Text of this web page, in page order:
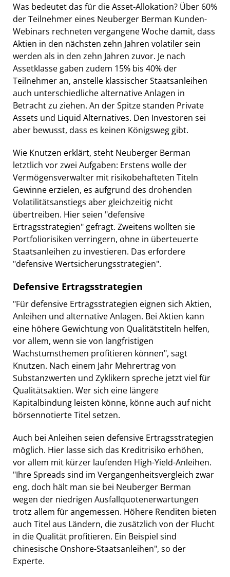
Was bedeutet das für die Asset-Allokation? Über 60%
der Teilnehmer eines Neuberger Berman Kunden-
Webinars rechneten vergangene Woche damit, dass
Aktien in den nächsten zehn Jahren volatiler sein
werden als in den zehn Jahren zuvor. Je nach
Assetklasse gaben zudem 15% bis 40% der
Teilnehmer an, anstelle klassischer Staatsanleihen
auch unterschiedliche alternative Anlagen in
Betracht zu ziehen. An der Spitze standen Private
Assets und Liquid Alternatives. Den Investoren sei
aber bewusst, dass es keinen Königsweg gibt.
Wie Knutzen erklärt, steht Neuberger Berman
letztlich vor zwei Aufgaben: Erstens wolle der
Vermögensverwalter mit risikobehafteten Titeln
Gewinne erzielen, es aufgrund des drohenden
Volatilitätsanstiegs aber gleichzeitig nicht
übertreiben. Hier seien "defensive
Ertragsstrategien" gefragt. Zweitens wollten sie
Portfoliorisiken verringern, ohne in überteuerte
Staatsanleihen zu investieren. Das erfordere
"defensive Wertsicherungsstrategien".
Defensive Ertragsstrategien
"Für defensive Ertragsstrategien eignen sich Aktien,
Anleihen und alternative Anlagen. Bei Aktien kann
eine höhere Gewichtung von Qualitätstiteln helfen,
vor allem, wenn sie von langfristigen
Wachstumsthemen profitieren können", sagt
Knutzen. Nach einem Jahr Mehrertrag von
Substanzwerten und Zyklikern spreche jetzt viel für
Qualitätsaktien. Wer sich eine längere
Kapitalbindung leisten könne, könne auch auf nicht
börsennotierte Titel setzen.
Auch bei Anleihen seien defensive Ertragsstrategien
möglich. Hier lasse sich das Kreditrisiko erhöhen,
vor allem mit kürzer laufenden High-Yield-Anleihen.
"Ihre Spreads sind im Vergangenheitsvergleich zwar
eng, doch hält man sie bei Neuberger Berman
wegen der niedrigen Ausfallquotenerwartungen
trotz allem für angemessen. Höhere Renditen bieten
auch Titel aus Ländern, die zusätzlich von der Flucht
in die Qualität profitieren. Ein Beispiel sind
chinesische Onshore-Staatsanleihen", so der
Experte.